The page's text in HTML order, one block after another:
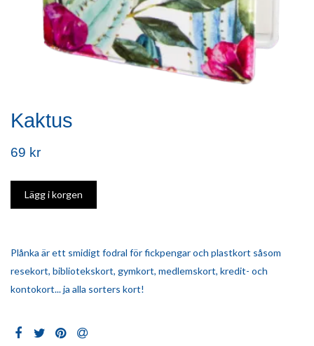
Kaktus
69 kr
Plånka är ett smidigt fodral för fickpengar och plastkort såsom
resekort, bibliotekskort, gymkort, medlemskort, kredit- och
kontokort... ja alla sorters kort!